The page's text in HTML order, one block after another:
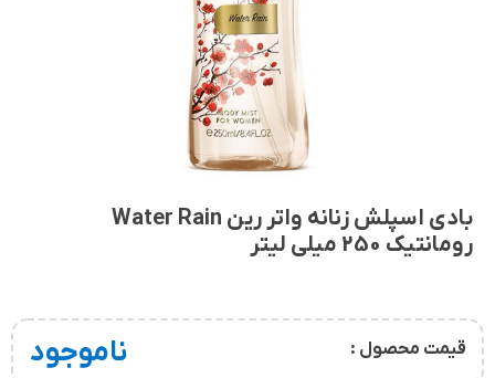
بادی اسپلش زنانه واتر رین Water Rain
رومانتیک 250 میلی لیتر
قیمت محصول : ناموجود